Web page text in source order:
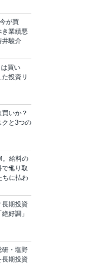
が買
き業績悪
井駿介
買い
投資リ
いか？
クと3つの
。給料の
毟り取
ちに払わ
長期投資
好調」
研・塩野
期投資